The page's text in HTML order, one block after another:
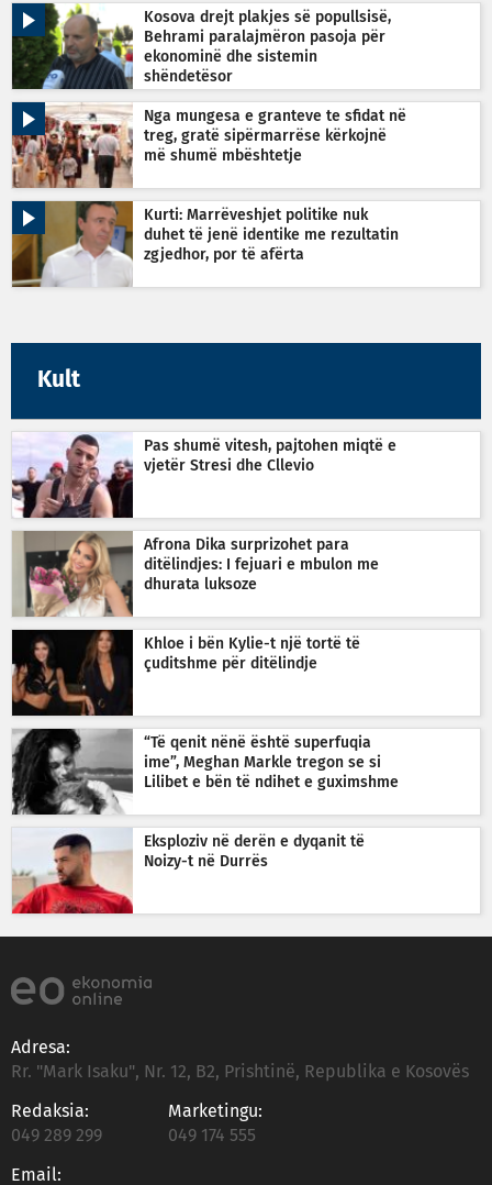
Kosova drejt plakjes së popullsisë,
Behrami paralajmëron pasoja për
ekonominë dhe sistemin
shëndetësor
Nga mungesa e granteve te sfidat në
treg, gratë sipërmarrëse kërkojnë
më shumë mbështetje
Kurti: Marrëveshjet politike nuk
duhet të jenë identike me rezultatin
zgjedhor, por të afërta
Kult
Pas shumë vitesh, pajtohen miqtë e
vjetër Stresi dhe Cllevio
Afrona Dika surprizohet para
ditëlindjes: I fejuari e mbulon me
dhurata luksoze
Khloe i bën Kylie-t një tortë të
çuditshme për ditëlindje
“Të qenit nënë është superfuqia
ime”, Meghan Markle tregon se si
Lilibet e bën të ndihet e guximshme
Eksploziv në derën e dyqanit të
Noizy-t në Durrës
Adresa:
Rr. "Mark Isaku", Nr. 12, B2, Prishtinë, Republika e Kosovës
Redaksia:
049 289 299
Marketingu:
049 174 555
Email: